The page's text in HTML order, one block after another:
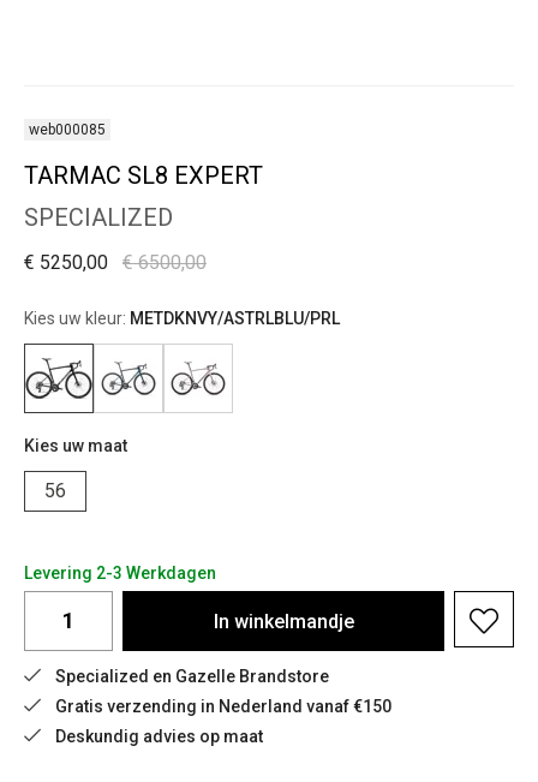
web000085
TARMAC SL8 EXPERT
SPECIALIZED
€ 6500,00
€ 5250,00
Kies uw kleur: METDKNVY/ASTRLBLU/PRL
Kies uw maat
56
Levering 2-3 Werkdagen
In winkelmandje
Specialized en Gazelle Brandstore
Gratis verzending in Nederland vanaf €150
Deskundig advies op maat